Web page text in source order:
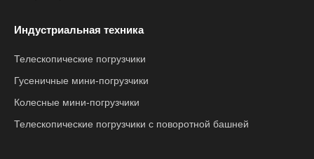
Индустриальная техника
Телескопические погрузчики
Гусеничные мини-погрузчики
Колесные мини-погрузчики
Телескопические погрузчики с поворотной башней